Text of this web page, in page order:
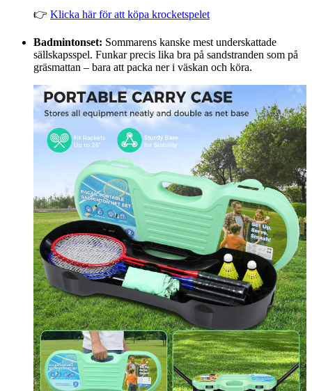
👉 Klicka här för att köpa krocketspelet
Badmintonset: Sommarens kanske mest underskattade
sällskapsspel. Funkar precis lika bra på sandstranden som på
gräsmattan – bara att packa ner i väskan och köra.